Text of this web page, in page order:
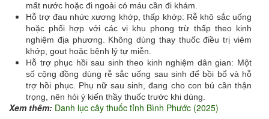
mất nước hoặc đi ngoài có máu cần đi khám.
Hỗ trợ đau nhức xương khớp, thấp khớp: Rễ khô sắc uống
hoặc phối hợp với các vị khu phong trừ thấp theo kinh
nghiệm địa phương. Không dùng thay thuốc điều trị viêm
khớp, gout hoặc bệnh lý tự miễn.
Hỗ trợ phục hồi sau sinh theo kinh nghiệm dân gian: Một
số cộng đồng dùng rễ sắc uống sau sinh để bồi bổ và hỗ
trợ hồi phục. Phụ nữ sau sinh, đang cho con bú cần thận
trọng, nên hỏi ý kiến thầy thuốc trước khi dùng.
Xem thêm: Danh lục cây thuốc tỉnh Bình Phước (2025)